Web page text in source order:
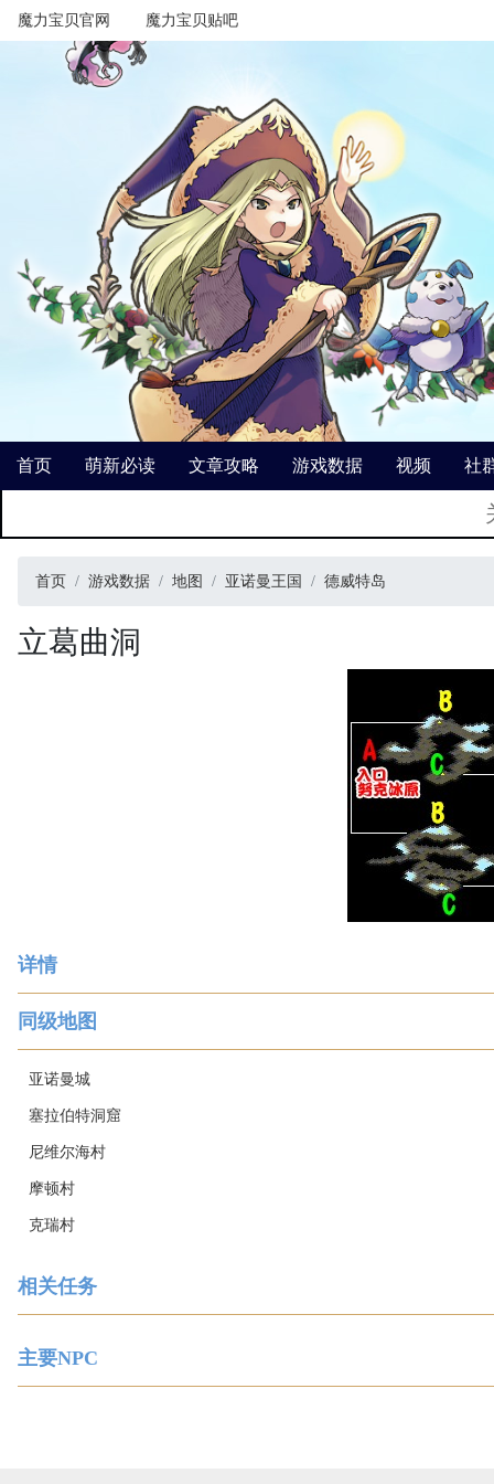
魔力宝贝官网 魔力宝贝贴吧
首页 萌新必读 文章攻略 游戏数据 视频 社
首页 游戏数据 地图 亚诺曼王国 德威特岛
立葛曲洞
详情
同级地图
亚诺曼城
塞拉伯特洞窟
尼维尔海村
摩顿村
克瑞村
相关任务
主要NPC